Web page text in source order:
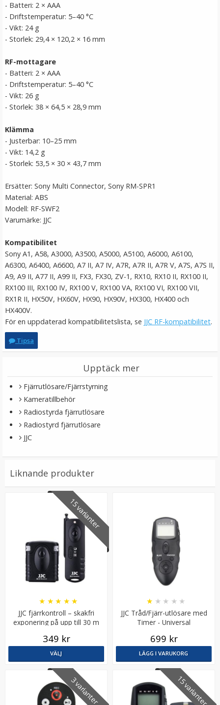
JJC Fjärrkontroll RM-S1 för Sony ersätter RMT-
★★★★★
JJC Fodral för 2x kamerbatterier & 2x minne
★★★
79 kr
- Batteri: 2 × AAA
- Driftstemperatur: 5–40 °C
- Vikt: 24 g
- Storlek: 29,4 × 120,2 × 16 mm
RF-mottagare
- Batteri: 2 × AAA
- Driftstemperatur: 5–40 °C
- Vikt: 26 g
- Storlek: 38 × 64,5 × 28,9 mm
Klämma
- Justerbar: 10–25 mm
- Vikt: 14,2 g
- Storlek: 53,5 × 30 × 43,7 mm
Ersätter: Sony Multi Connector, Sony RM-SPR1
Material: ABS
Modell: RF-SWF2
Varumärke: JJC
Kompatibilitet
Sony A1, A58, A3000, A3500, A5000, A5100, A6000, A6100,
A6300, A6400, A6600, A7 II, A7 IV, A7R, A7R II, A7R V, A7S, A7S II,
A9, A9 II, A77 II, A99 II, FX3, FX30, ZV-1, RX10, RX10 II, RX100 II,
RX100 III, RX100 IV, RX100 V, RX100 VA, RX100 VI, RX100 VII,
RX1R II, HX50V, HX60V, HX90, HX90V, HX300, HX400 och
HX400V.
För en uppdaterad kompatibilitetslista, se JJC RF-kompatibilitet.
Tipsa
Upptäck mer
Fjärrutlösare/Fjärrstyrning
Kameratillbehör
Radiostyrda fjärrutlösare
Radiostyrd fjärrutlösare
JJC
Liknande produkter
15 varianter
JJC fjärrkontroll – skakfri
exponering på upp till 30 m
★ ★ ★ ★ ★
349 kr
VÄLJ
JJC Tråd/Fjärr-utlösare med
Timer - Universal
★ ★ ★ ★ ★
699 kr
LÄGG I VARUKORG
3 varianter 15 varianter